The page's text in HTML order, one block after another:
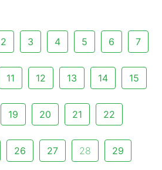
2 3 4 5 6 7
11 12 13 14 15
19 20 21 22
26 27 28 29